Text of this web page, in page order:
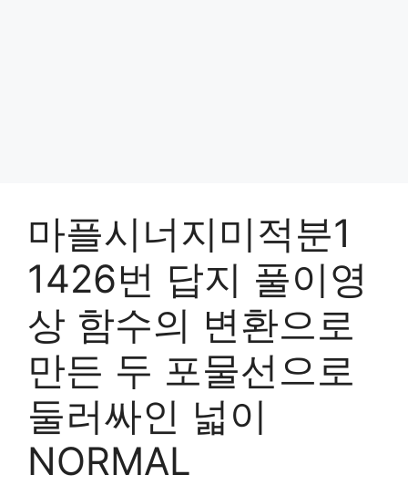
마플시너지미적분1
1426번 답지 풀이영
상 함수의 변환으로
만든 두 포물선으로
둘러싸인 넓이
NORMAL